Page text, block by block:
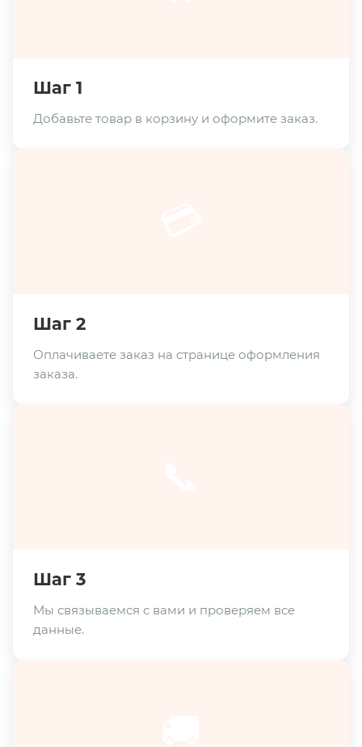
Шаг 1
Добавьте товар в корзину и оформите заказ.
Шаг 2
Оплачиваете заказ на странице оформления
заказа.
Шаг 3
Мы связываемся с вами и проверяем все
данные.